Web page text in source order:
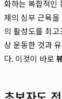
화하는 복합적인
체의 심부 근육
의 활성도를 최
상 운동한 것과
다. 이것이 바로